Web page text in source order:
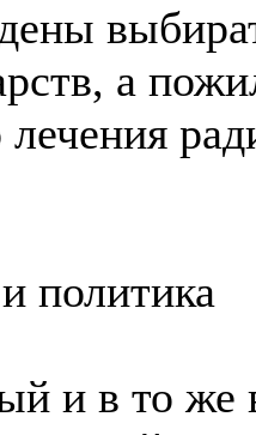
а
политика
и в то же